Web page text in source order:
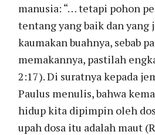
manusia: “… tetapi pohon
tentang yang baik dan yang
kaumakan buahnya, sebab
memakannya, pastilah
2:17). Di suratnya kepada
Paulus menulis, bahwa
hidup kita dipimpin oleh
upah dosa itu adalah maut